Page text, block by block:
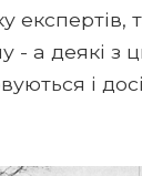
експертів,
- а деякі з
і